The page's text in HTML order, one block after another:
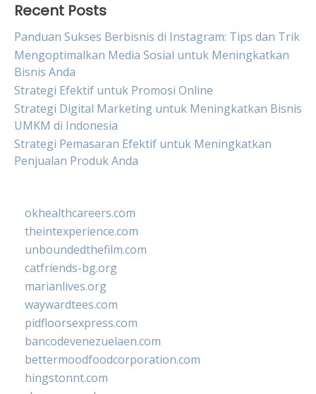
Recent Posts
Panduan Sukses Berbisnis di Instagram: Tips dan Trik
Mengoptimalkan Media Sosial untuk Meningkatkan
Bisnis Anda
Strategi Efektif untuk Promosi Online
Strategi Digital Marketing untuk Meningkatkan Bisnis
UMKM di Indonesia
Strategi Pemasaran Efektif untuk Meningkatkan
Penjualan Produk Anda
okhealthcareers.com
theintexperience.com
unboundedthefilm.com
catfriends-bg.org
marianlives.org
waywardtees.com
pidfloorsexpress.com
bancodevenezuelaen.com
bettermoodfoodcorporation.com
hingstonnt.com